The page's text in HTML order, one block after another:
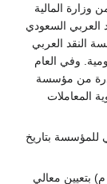
وزارية من وزارة المالية
العربي السعودي
النقد العربي
وفي العام
من مؤسسة
المعاملات
للمؤسسة بتاريخ
صدر أمر ملكي في 16/1/1406 هـ (30/9/1985 م) بتعيين معالي